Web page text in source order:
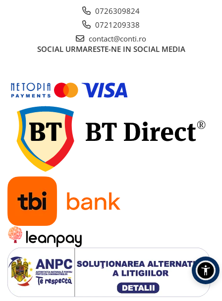
Accesorii pentru santier
Tubulatura evacuare deseuri
Arzatoare izolatii cu gaz
Amestecatoare
Ciocane demolatoare
Ciocane rotopercutoare
Fierastraie electrice
Masini de frezat
Masini de gaurit si insurubat
Masini de insurubat cu impact
Masini de legat fier-beton
Pistoale de vopsit
Polizoare
Rindele electrice
Slefuitoare
Suflante cu aer cald
Strunguri
Accesorii scule electrice
Scule de mana
Truse de scule universale
0726309824
0721209338
contact@conti.ro
SOCIAL URMARESTE-NE IN SOCIAL MEDIA